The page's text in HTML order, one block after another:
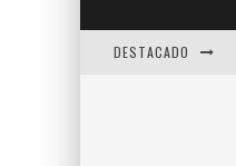
DESTACADO